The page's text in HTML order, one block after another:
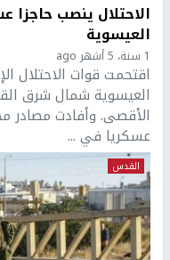
الاحتلال ينصب
العيسوية
1 سنة، 5 أشهر ago
اقتحمت قوات الاحتلال
العيسوية شمال شرق
الأقصى. وأفادت مصادر
عسكريا في ...
القدس